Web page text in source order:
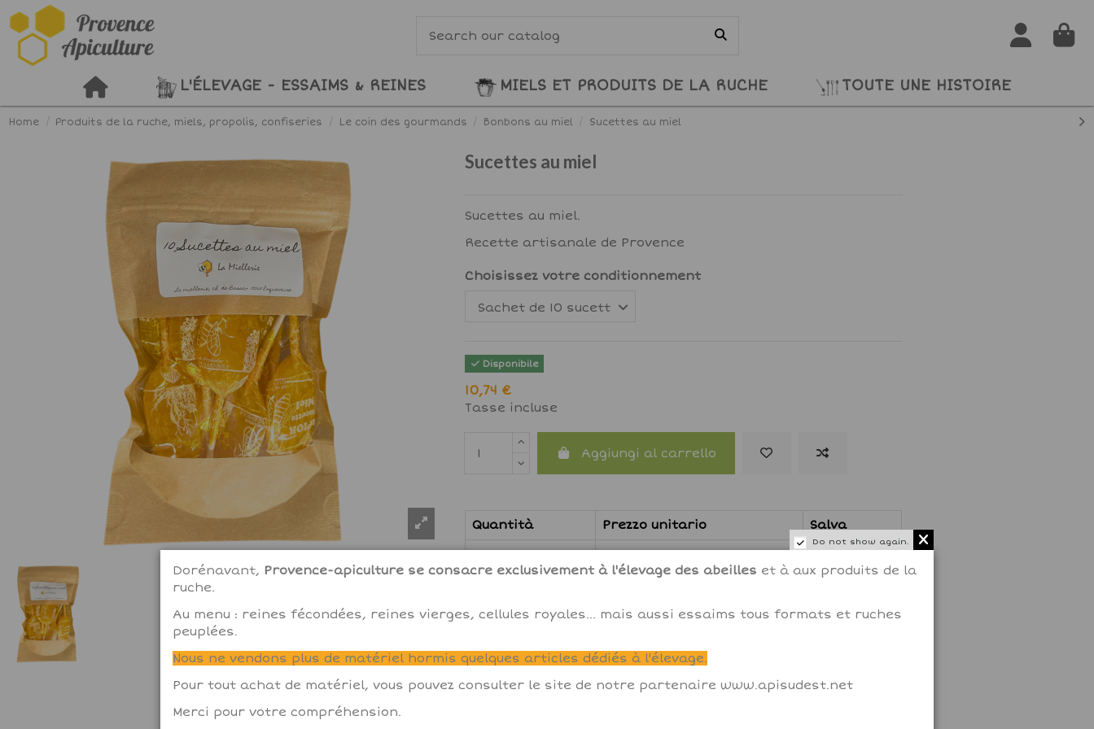
L'ÉLEVAGE - ESSAIMS & REINES MIELS ET PRODUITS DE LA RUCHE TOUTE UNE HISTOIRE
Home Produits de la ruche, miels, propolis, confiseries Le coin des gourmands Bonbons au miel Sucettes au miel
Sucettes au miel
Sucettes au miel.
Recette artisanale de Provence
Choisissez votre conditionnement
Disponibile
10,74 €
Tasse incluse
Aggiungi al carrello
Quantità Prezzo unitario
Salva
5
10,20 € 2,69 €
Do not show again.
Dorénavant, Provence-apiculture se consacre exclusivement à l'élevage des abeilles et à aux produits de la
ruche.
Au menu : reines fécondées, reines vierges, cellules royales... mais aussi essaims tous formats et ruches
peuplées.
Nous ne vendons plus de matériel hormis quelques articles dédiés à l'élevage.
Pour tout achat de matériel, vous pouvez consulter le site de notre partenaire www.apisudest.net
Merci pour votre compréhension.